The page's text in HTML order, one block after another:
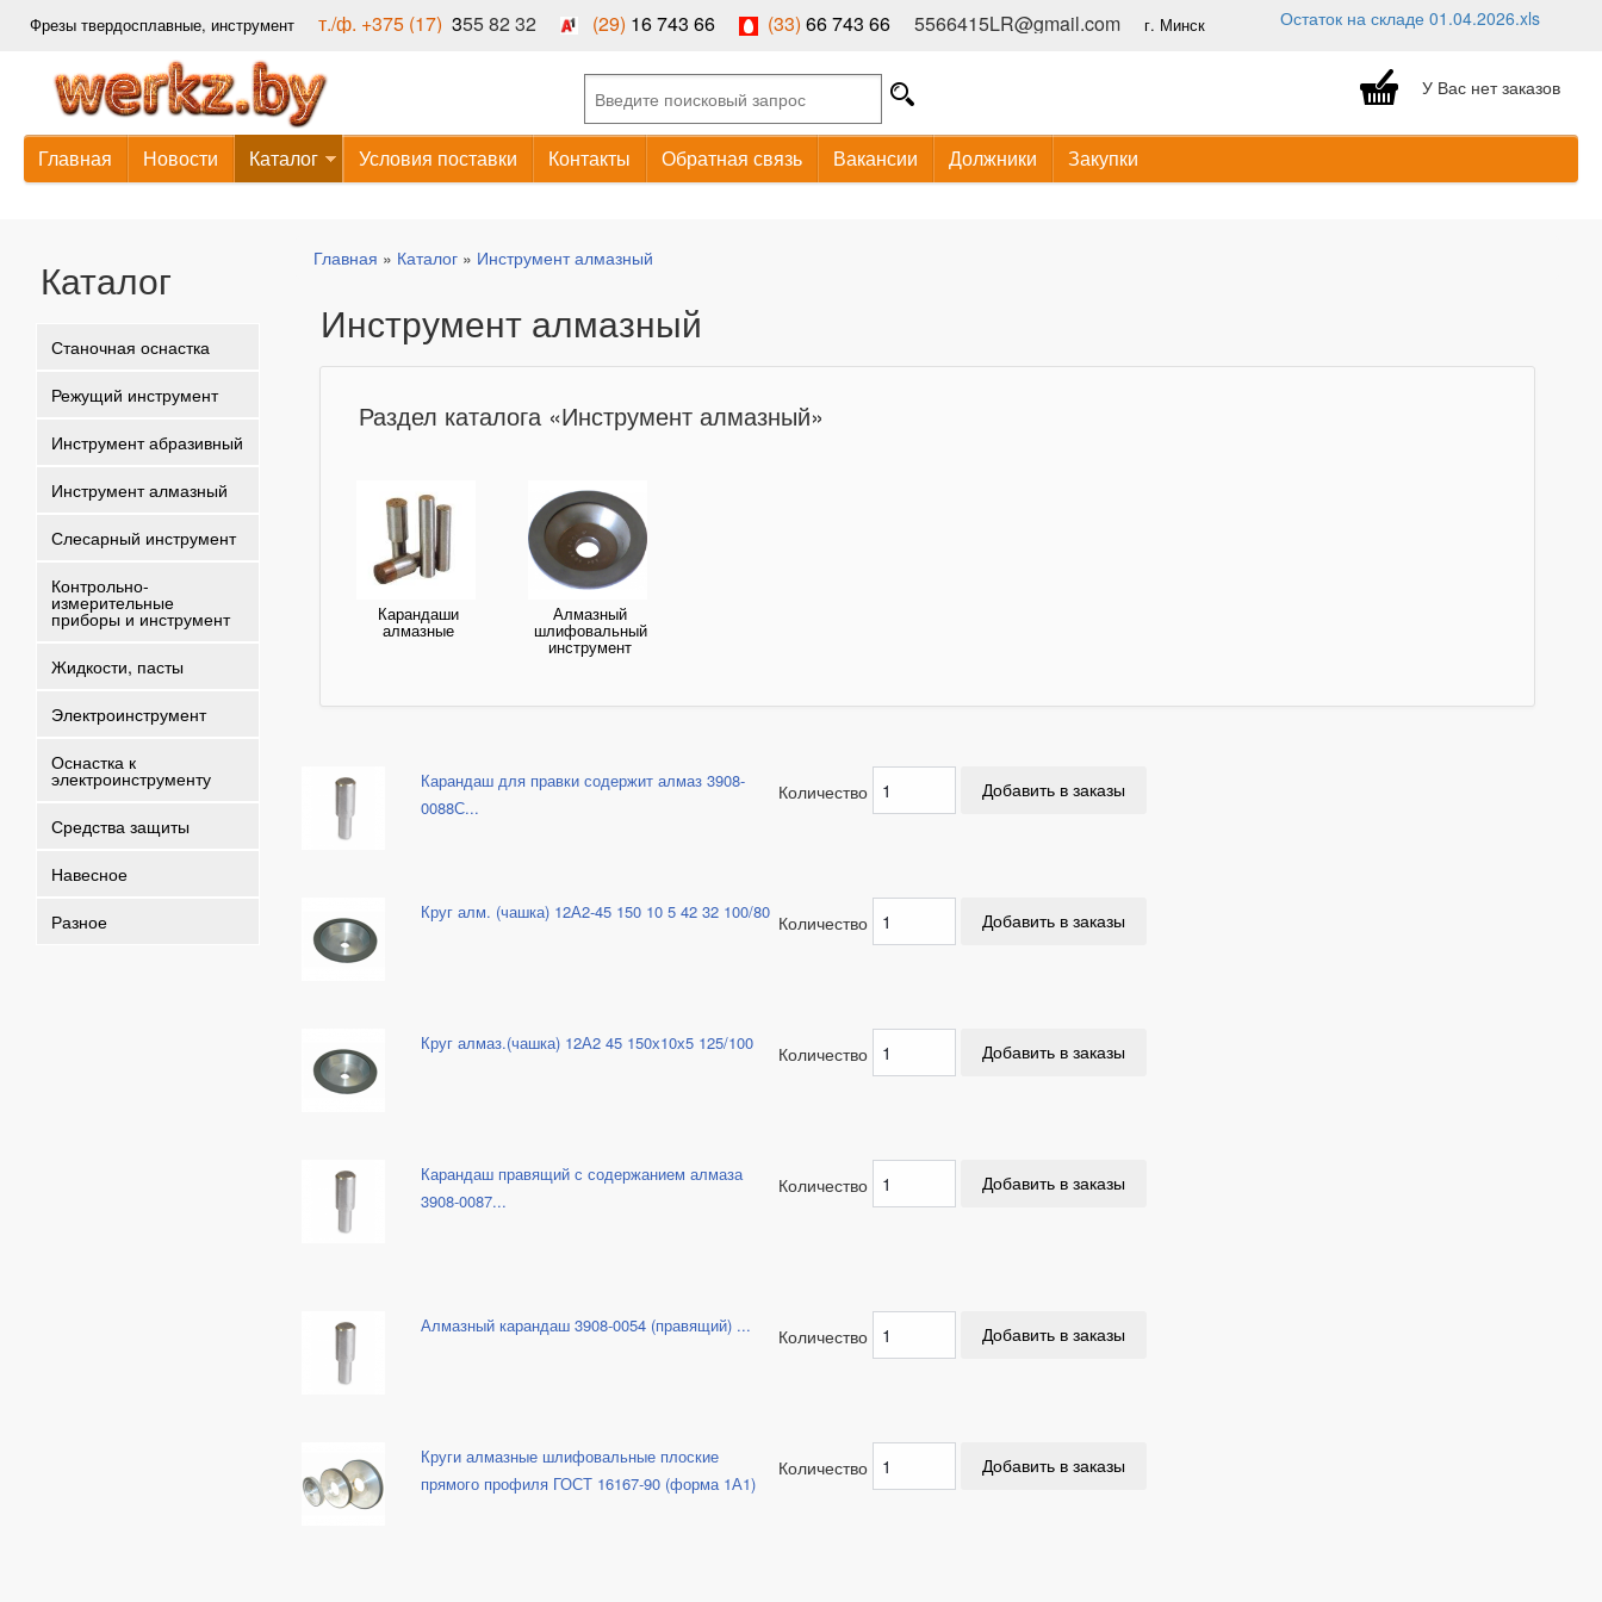
Фрезы твердосплавные, инструмент т./ф. +375 (17) 355 82 32 (29) 16 743 66 (33) 66 743 66 5566415LR@gmail.com г. Минск Остаток на складе 01.04.2026.xls
Звоните, даже не думайте! Форма поиска
У Вас нет заказов
Главная Новости Каталог Условия поставки Контакты Обратная связь Вакансии Должники Закупки
Каталог
Станочная оснастка
Режущий инструмент
Инструмент абразивный
Инструмент алмазный
Слесарный инструмент
Контрольно-
измерительные
приборы и инструмент
Жидкости, пасты
Электроинструмент
Оснастка к
электроинструменту
Средства защиты
Навесное
Разное
Вы здесь
Главная » Каталог » Инструмент алмазный
Инструмент алмазный
Раздел каталога «Инструмент алмазный»
Карандаши
алмазные
Алмазный
шлифовальный
инструмент
Карандаш для правки содержит алмаз 3908-
0088С...
Количество
Круг алм. (чашка) 12А2-45 150 10 5 42 32 100/80 Количество
Круг алмаз.(чашка) 12А2 45 150х10х5 125/100 Количество
Карандаш правящий с содержанием алмаза
3908-0087...
Количество
Алмазный карандаш 3908-0054 (правящий) ... Количество
Круги алмазные шлифовальные плоские
прямого профиля ГОСТ 16167-90 (форма 1А1)
Количество